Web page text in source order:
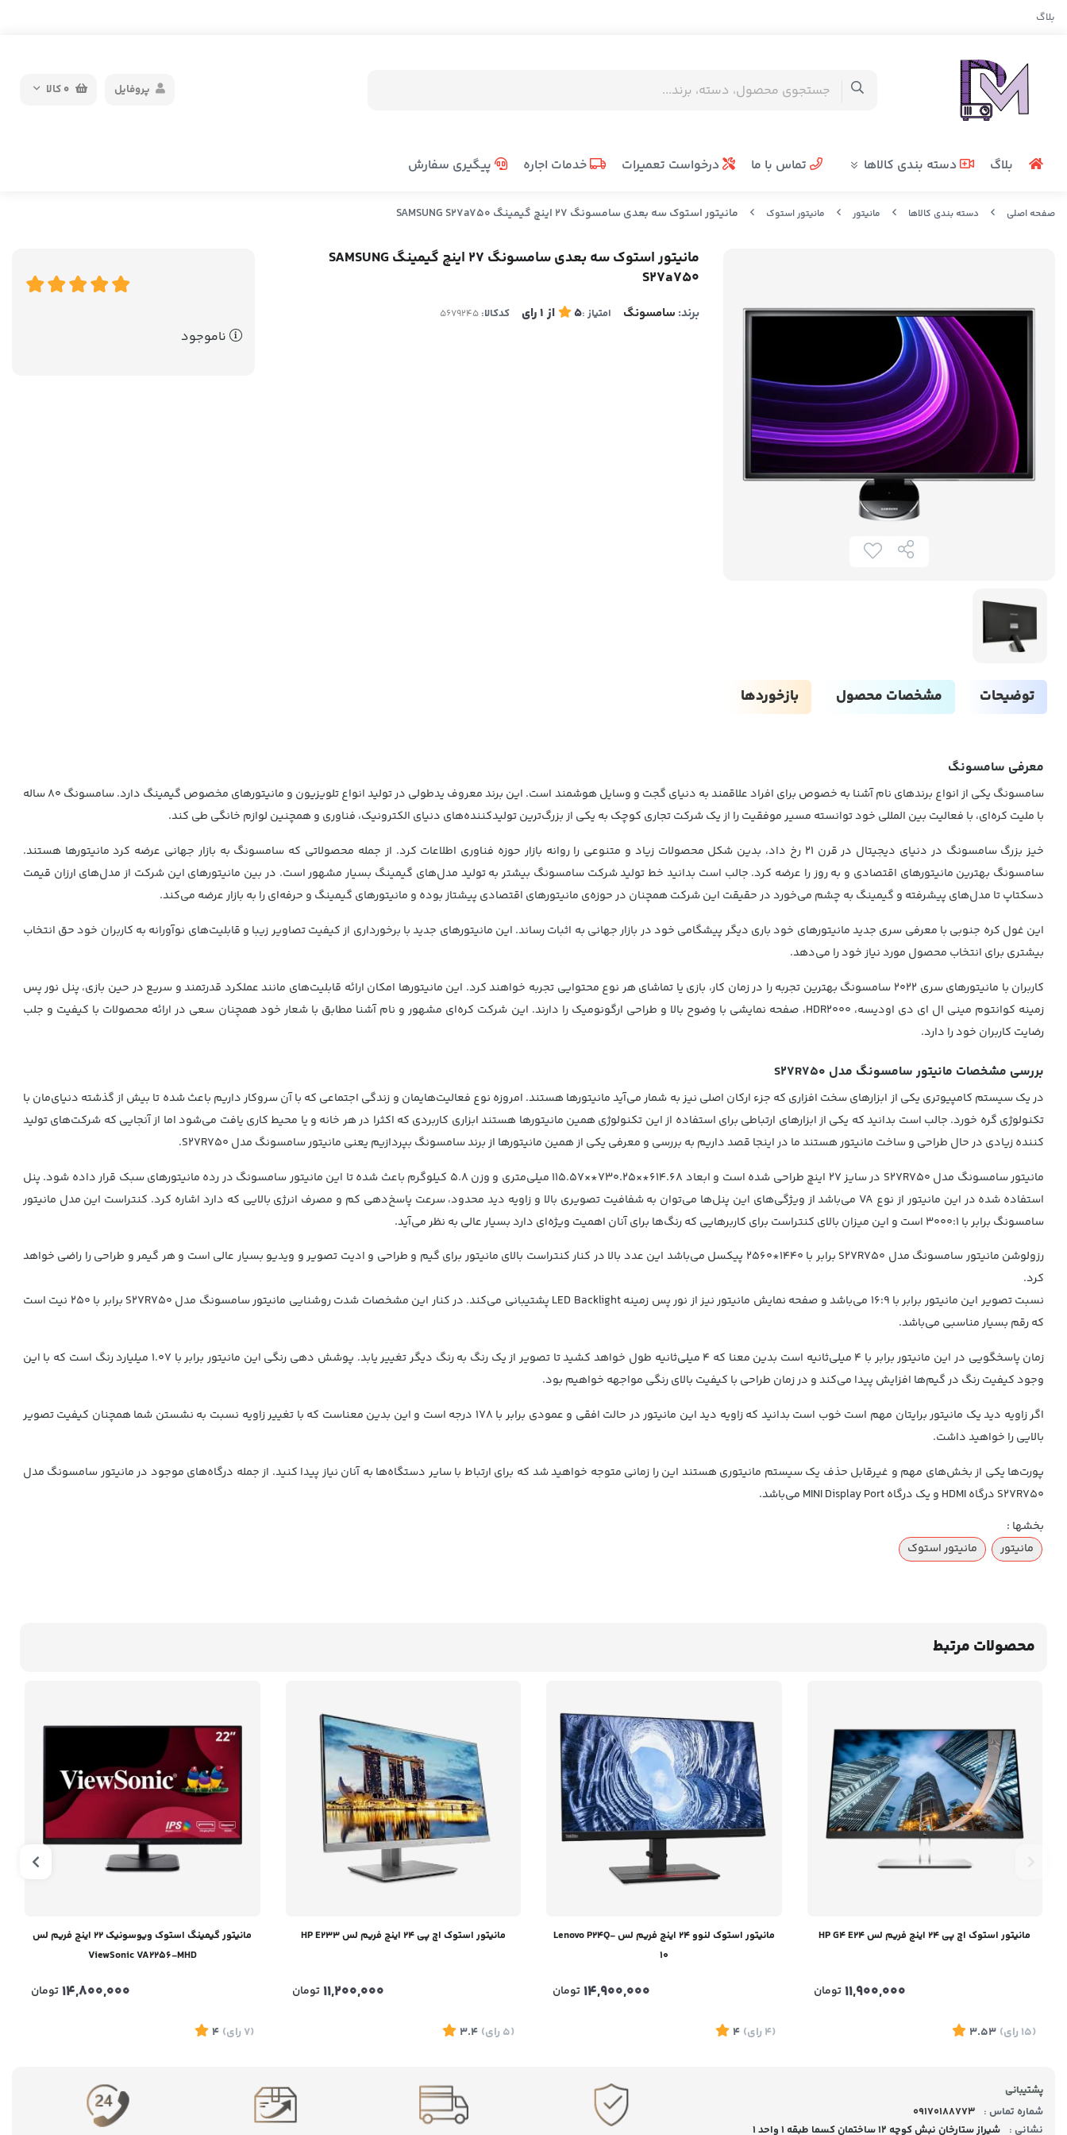
بلاگ
0کالا پروفایل
بلاگ دسته بندی کالاها تماس با ما درخواست تعمیرات خدمات اجاره پیگیری سفارش
صفحه اصلی دسته بندی کالاها مانیتور مانیتور استوک مانیتور استوک سه بعدی سامسونگ 27 اینچ گیمینگ SAMSUNG S27a750
مانیتور استوک سه بعدی سامسونگ 27 اینچ گیمینگ SAMSUNG
S27a750
برند: سامسونگ امتیاز :5 از 1رای کدکالا:
ناموجود
توضیحات مشخصات محصول بازخوردها
معرفی سامسونگ
سامسونگ یکی از انواع برندهای نام‌ آشنا به خصوص برای افراد علاقمند به دنیای گجت و وسایل هوشمند است. این برند معروف یدطولی در تولید انواع تلویزیون و مانیتورهای مخصوص گیمینگ دارد. سامسونگ 80 ساله
با ملیت کره‌ای، با فعالیت بین المللی خود توانسته مسیر موفقیت را از یک شرکت تجاری کوچک به یکی از بزرگ‌ترین تولیدکننده‌های دنیای الکترونیک، فناوری و همچنین لوازم خانگی طی کند.
خیز بزرگ سامسونگ در دنیای دیجیتال در قرن 21 رخ داد، بدین شکل محصولات زیاد و متنوعی را روانه بازار حوزه فناوری اطلاعات کرد. از جمله محصولاتی که سامسونگ به بازار جهانی عرضه کرد مانیتورها هستند.
سامسونگ بهترین مانیتورهای اقتصادی و به روز را عرضه کرد. جالب است بدانید خط تولید شرکت سامسونگ بیشتر به تولید مدل‌های گیمینگ بسیار مشهور است. در بین مانیتورهای این شرکت از مدل‌های ارزان قیمت
دسکتاپ تا مدل‌های پیشرفته و گیمینگ به چشم می‌خورد در حقیقت این شرکت همچنان در حوزه‌ی مانیتورهای اقتصادی پیشتاز بوده و مانیتورهای گیمینگ و حرفه‌ای را به بازار عرضه می‌کند.
این غول کره جنوبی با معرفی سری جدید مانیتورهای خود باری دیگر پیشگامی خود در بازار جهانی به اثبات رساند. این مانیتورهای جدید با برخورداری از کیفیت تصاویر زیبا و قابلیت‌های نوآورانه به کاربران خود حق انتخاب
بیشتری برای انتخاب محصول مورد نیاز خود را می‌دهد.
کاربران با مانیتورهای سری 2022 سامسونگ بهترین تجربه را در زمان کار، بازی یا تماشای هر نوع محتوایی تجربه خواهند کرد. این مانیتورها امکان ارائه قابلیت‌های مانند عملکرد قدرتمند و سریع در حین بازی، پنل نور پس
زمینه کوانتوم مینی ال ای دی اودیسه، HDR2000، صفحه نمایشی با وضوح بالا و طراحی ارگونومیک را دارند. این شرکت کره‌ای مشهور و نام آشنا مطابق با شعار خود همچنان سعی در ارائه محصولات با کیفیت و جلب
رضایت کاربران خود را دارد.
بررسی مشخصات مانیتور سامسونگ مدل S27R750
در یک سیستم کامپیوتری یکی از ابزارهای سخت افزاری که جزء ارکان اصلی نیز به شمار می‌آید مانیتورها هستند. امروزه نوع فعالیت‌هایمان و زندگی اجتماعی که با آن سروکار داریم باعث شده تا بیش از گذشته دنیای‌مان با
تکنولوژی گره خورد. جالب است بدانید که یکی از ابزارهای ارتباطی برای استفاده از این تکنولوژی همین مانیتورها هستند ابزاری کاربردی که اکثرا در هر خانه و یا محیط کاری یافت می‌شود اما از آنجایی که شرکت‌های تولید
کننده زیادی در حال طراحی و ساخت مانیتور هستند ما در اینجا قصد داریم به بررسی و معرفی یکی از همین مانیتورها از برند سامسونگ بپردازیم یعنی مانیتور سامسونگ مدل S27R750.
مانیتور سامسونگ مدل S27R750 در سایز 27 اینچ طراحی شده است و ابعاد 614.68*×730.25*×115.57 میلی‌متری و وزن 5.8 کیلوگرم باعث شده تا این مانیتور سامسونگ در رده مانیتورهای سبک قرار داده شود. پنل
استفاده شده در این مانیتور از نوع VA می‌باشد از ویژگی‌های این پنل‌ها می‌توان به شفافیت تصویری بالا و زاویه دید محدود، سرعت پاسخ‌دهی کم و مصرف انرژی بالایی که دارد اشاره کرد. کنتراست این مدل مانیتور
سامسونگ برابر با 3000:1 است و این میزان بالای کنتراست برای کاربرهایی که رنگ‌ها برای آنان اهمیت ویژه‌ای دارد بسیار عالی به نظر می‌آید.
رزولوشن مانیتور سامسونگ مدل S27R750 برابر با 1440*2560 پیکسل می‌باشد این عدد بالا در کنار کنتراست بالای مانیتور برای گیم و طراحی و ادیت تصویر و ویدیو بسیار عالی است و هر گیمر و طراحی را راضی خواهد
کرد.
نسبت تصویر این مانیتور برابر با 16:9 می‌باشد و صفحه نمایش مانیتور نیز از نور پس زمینه LED Backlight پشتیبانی می‌کند. در کنار این مشخصات شدت روشنایی مانیتور سامسونگ مدل S27R750 برابر با 250 نیت است
که رقم بسیار مناسبی می‌باشد.
زمان پاسخگویی در این مانیتور برابر با 4 میلی‌ثانیه است بدین معنا که 4 میلی‌ثانیه طول خواهد کشید تا تصویر از یک رنگ به رنگ دیگر تغییر یابد. پوشش دهی رنگی این مانیتور برابر با 1.07 میلیارد رنگ است که با این
وجود کیفیت رنگ در گیم‌ها افزایش پیدا می‌کند و در زمان طراحی با کیفیت بالای رنگی مواجهه خواهیم بود.
اگر زاویه دید یک مانیتور برایتان مهم است خوب است بدانید که زاویه دید این مانیتور در حالت افقی و عمودی برابر با 178 درجه است و این بدین معناست که با تغییر زاویه نسبت به نشستن شما همچنان کیفیت تصویر
بالایی را خواهید داشت.
پورت‌ها یکی از بخش‌های مهم و غیرقابل حذف یک سیستم مانیتوری هستند این را زمانی متوجه خواهید شد که برای ارتباط با سایر دستگاه‌ها به آنان نیاز پیدا کنید. از جمله درگاه‌های موجود در مانیتور سامسونگ مدل
S27R750 درگاه HDMI و یک درگاه MINI Display Port می‌باشد.
بخشها :
مانیتور
مانیتور استوک
محصولات مرتبط
مانیتور استوک اچ پی 24 اینچ فریم لس HP G4 E24
11,900,000 تومان
(15 رای)
3.53
مانیتور استوک لنوو 24 اینچ فریم لس Lenovo P24Q-
10
14,900,000تومان
(4 رای)
4
مانیتور استوک اچ پی 24 اینچ فریم لس HP E233
11,200,000 تومان
(5 رای)
3.4
مانیتور گیمینگ استوک ویوسونیک 22 اینچ فریم لس
ViewSonic VA2256-MHD
14,800,000تومان
(7 رای)
4
پشتیبانی
شماره تماس :
09170188773
نشانی :
شیراز ستارخان نبش کوچه 12 ساختمان کسما طبقه 1 واحد 1